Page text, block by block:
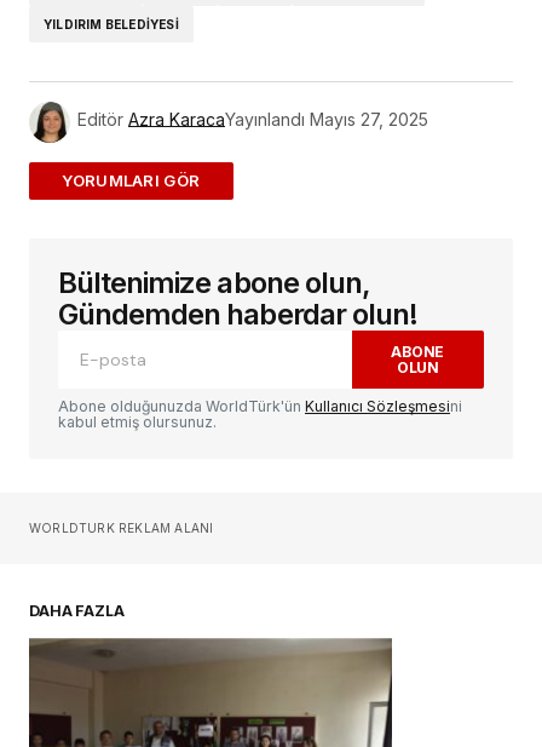
YILDIRIM BELEDIYESI
Editör Azra KaracaYayınlandı Mayıs 27, 2025
ADD A COMMENT
E-posta adresiniz yayınlanmayacak.
alanlar*ile işaretlenmişlerdir
Yorum
Sizin adınız*
Daha sonraki yorumlarımda kullanılması için
adım, e-posta adresim ve site adresim bu
Bültenimize abone olun,
Gündemden haberdar olun!
ABONE
OLUN
Abone olduğunuzda WorldTürk'ün Kullanıcı Sözleşmesini
kabul etmiş olursunuz.
WORLDTURK REKLAM ALANI
DAHA FAZLA